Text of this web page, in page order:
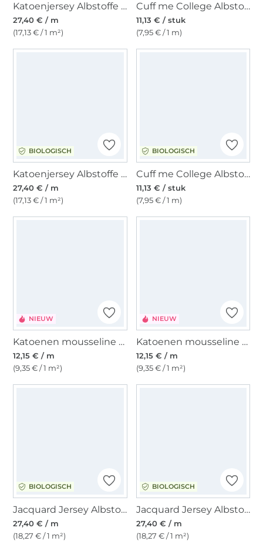
Katoenjersey Albstoffe Hamburger Liebe Wonderland Alice, marineblauw
27,40 € / m
(17,13 € / 1 m²)
Cuff me College Albstofe Hamburger Liebe Sakura biologische boordstof XXL, roze - fuchsia
11,13 € / stuk
(7,95 € / 1 m)
BIOLOGISCH
Katoenjersey Albstoffe Hamburger Liebe Bliss Flower Field, marineblauw
27,40 € / m
(17,13 € / 1 m²)
BIOLOGISCH
Cuff me College Albstoffe Hamburger Liebe biologische boordstof XXL Rainbow 3
11,13 € / stuk
(7,95 € / 1 m)
NIEUW
Katoenen mousseline double gauze Comic Flowers, naturel
12,15 € / m
(9,35 € / 1 m²)
NIEUW
Katoenen mousseline double gauze Peren, naturel
12,15 € / m
(9,35 € / 1 m²)
BIOLOGISCH
Jacquard Jersey Albstoffe Hamburger Liebe Queen of Hearts Royal Candy Stripes, roze
27,40 € / m
(18,27 € / 1 m²)
BIOLOGISCH
Jacquard Jersey Albstoffe Hamburger Liebe Queen of Hearts Pop of Love, mintgroen
27,40 € / m
(18,27 € / 1 m²)